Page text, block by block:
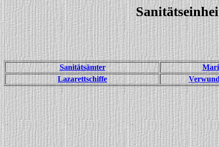
Sanitätsämter
Lazarettschiffe